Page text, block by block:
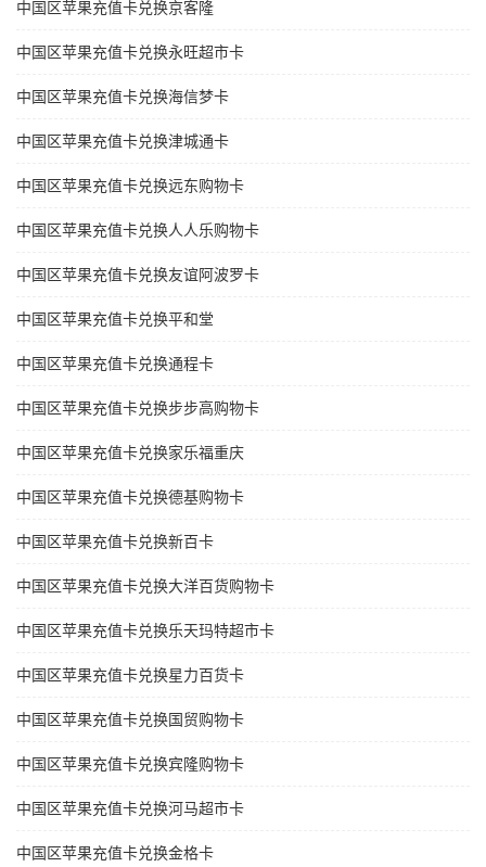
中国区苹果充值卡兑换京客隆
中国区苹果充值卡兑换永旺超市卡
中国区苹果充值卡兑换海信梦卡
中国区苹果充值卡兑换津城通卡
中国区苹果充值卡兑换远东购物卡
中国区苹果充值卡兑换人人乐购物卡
中国区苹果充值卡兑换友谊阿波罗卡
中国区苹果充值卡兑换平和堂
中国区苹果充值卡兑换通程卡
中国区苹果充值卡兑换步步高购物卡
中国区苹果充值卡兑换家乐福重庆
中国区苹果充值卡兑换德基购物卡
中国区苹果充值卡兑换新百卡
中国区苹果充值卡兑换大洋百货购物卡
中国区苹果充值卡兑换乐天玛特超市卡
中国区苹果充值卡兑换星力百货卡
中国区苹果充值卡兑换国贸购物卡
中国区苹果充值卡兑换宾隆购物卡
中国区苹果充值卡兑换河马超市卡
中国区苹果充值卡兑换金格卡